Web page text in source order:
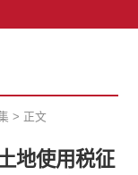
> 正文
地使用税征